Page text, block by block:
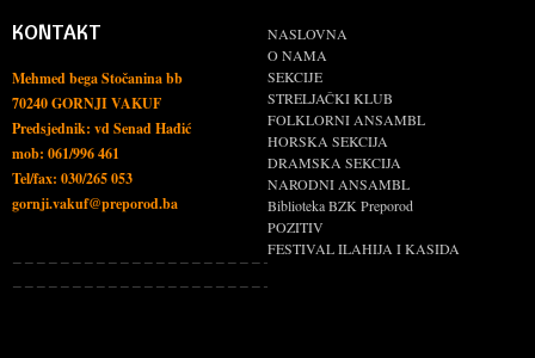
KONTAKT
Mehmed bega Stočanina bb
70240 GORNJI VAKUF
Predsjednik: vd Senad Hađić
mob: 061/996 461
Tel/fax: 030/265 053
gornji.vakuf@preporod.ba
NASLOVNA
O NAMA
SEKCIJE
STRELJAČKI KLUB
FOLKLORNI ANSAMBL
HORSKA SEKCIJA
DRAMSKA SEKCIJA
NARODNI ANSAMBL
Biblioteka BZK Preporod
POZITIV
FESTIVAL ILAHIJA I KASIDA